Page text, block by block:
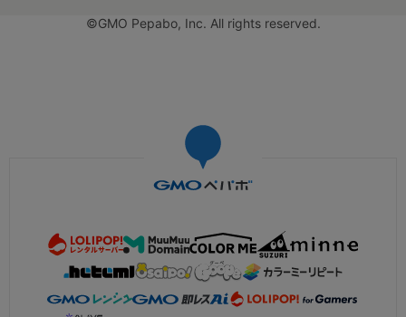
©GMO Pepabo, Inc. All rights reserved.